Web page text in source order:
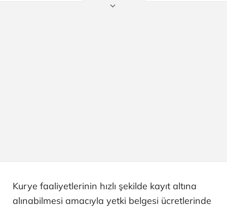
Kurye faaliyetlerinin hızlı şekilde kayıt altına
alınabilmesi amacıyla yetki belgesi ücretlerinde